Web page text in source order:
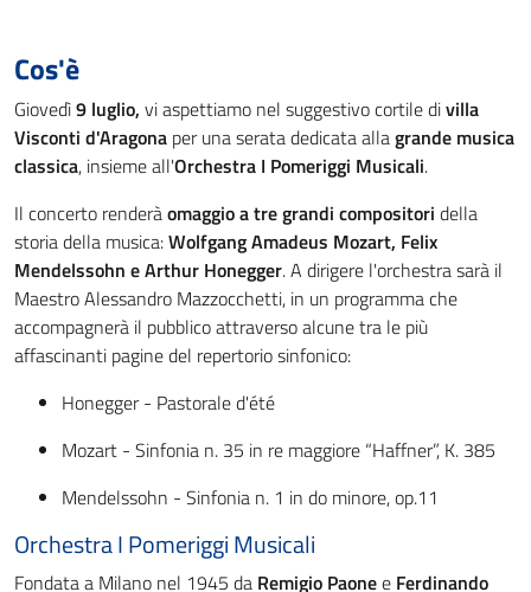
Cos'è
Giovedì9 luglio, vi aspettiamo nel suggestivo cortile divilla
Visconti d'Aragona per una serata dedicata allagrande musica
classica, insieme all'Orchestra I Pomeriggi Musicali.
Il concerto renderàomaggio a tre grandi compositori della
storia della musica:Wolfgang Amadeus Mozart, Felix
Mendelssohn e Arthur Honegger. A dirigere l'orchestra sarà il
Maestro Alessandro Mazzocchetti, in un programma che
accompagnerà il pubblico attraverso alcune tra le più
affascinanti pagine del repertorio sinfonico:
Honegger - Pastorale d'été
Mozart - Sinfonia n. 35 in re maggiore “Haffner”, K. 385
Mendelssohn - Sinfonia n. 1 in do minore, op.11
Orchestra I Pomeriggi Musicali
Fondata a Milano nel 1945 da Remigio Paonee Ferdinando